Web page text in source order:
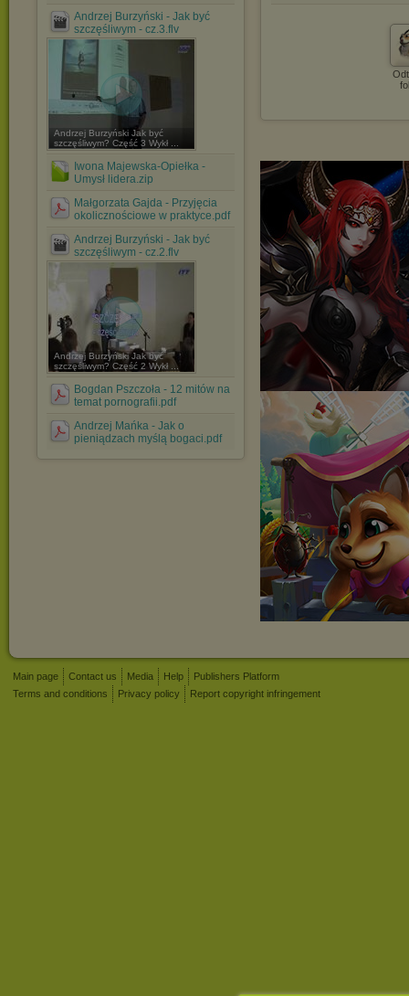
Andrzej Burzyński - Jak być
szczęśliwym - cz.3.flv
Andrzej Burzyński Jak być
szczęśliwym? Część 3 Wykł ...
Iwona Majewska-Opiełka -
Umysł lidera.zip
Małgorzata Gajda - Przyjęcia
okolicznościowe w praktyce.pdf
Andrzej Burzyński - Jak być
szczęśliwym - cz.2.flv
Andrzej Burzyński Jak być
szczęśliwym? Część 2 Wykł ...
Bogdan Pszczoła - 12 mitów na
temat pornografii.pdf
Andrzej Mańka - Jak o
pieniądzach myślą bogaci.pdf
Main page Contact us Media Help
Publishers Platform
Terms and conditions
Privacy policy Report copyright infringement